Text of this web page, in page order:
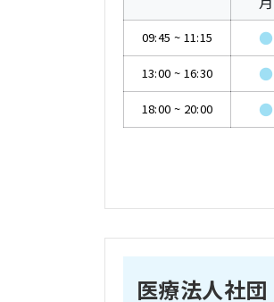
09:45 ~ 11:15 ●
13:00 ~ 16:30 ●
18:00 ~ 20:00 ●
医療法人社